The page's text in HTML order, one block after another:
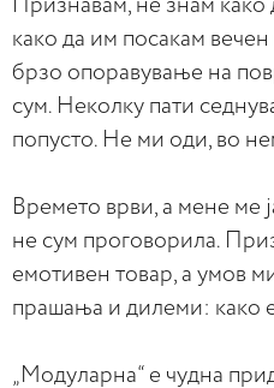
Признавам, не знам како
како да им посакам
брзо опоравување на
сум. Неколку пати
попусто. Не ми оди, во
Времето врви, а мене ме
не сум проговорила.
емотивен товар, а умов
прашања и дилеми: како
„Модуларна“ е чудна